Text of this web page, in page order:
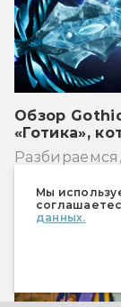
Мы
данных.
Обзор
«Готика»,
РЕКЛАМА